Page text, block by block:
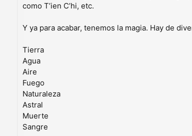
como T’ien C’hi, etc.
Y ya para acabar, tenemos la magia. Hay de
Tierra
Agua
Aire
Fuego
Naturaleza
Astral
Muerte
Sangre